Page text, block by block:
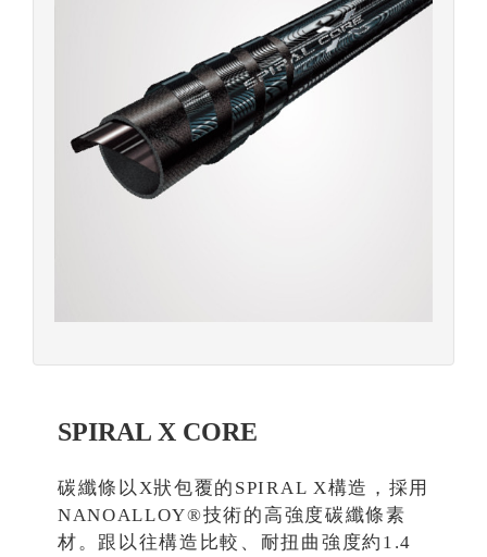
SPIRAL X CORE
碳纖條以X狀包覆的SPIRAL X構造，採用
NANOALLOY®技術的高強度碳纖條素
材。跟以往構造比較、耐扭曲強度約1.4